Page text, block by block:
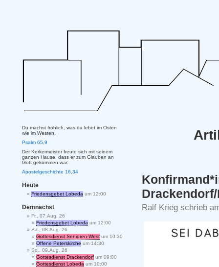
Ralf Krieg schrieb
Du machst fröhlich, was da lebet im Osten
wie im Westen.
Psalm 65,9
Der Kerkermeister freute sich mit seinem
ganzen Hause, dass er zum Glauben an
Gott gekommen war.
Apostelgeschichte 16,34
Heute
Friedensgebet Lobeda um 12:00
Demnächst
Fr., 07.Aug. 26
Friedensgebet Lobeda um 12:00
Sa., 08.Aug. 26
Gottesdienst Senioren-West um 10:30
Offene Peterskirche um 14:30
So., 09.Aug. 26
Gottesdienst Drackendorf um 09:00
Gottesdienst Lobeda um 10:00